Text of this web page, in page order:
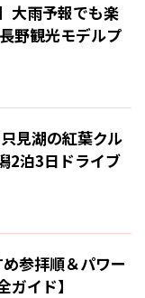
大雨予報でも楽
野観光モデルプ
見湖の紅葉クル
2泊3日ドライブ
め参拝順＆パワー
イド】